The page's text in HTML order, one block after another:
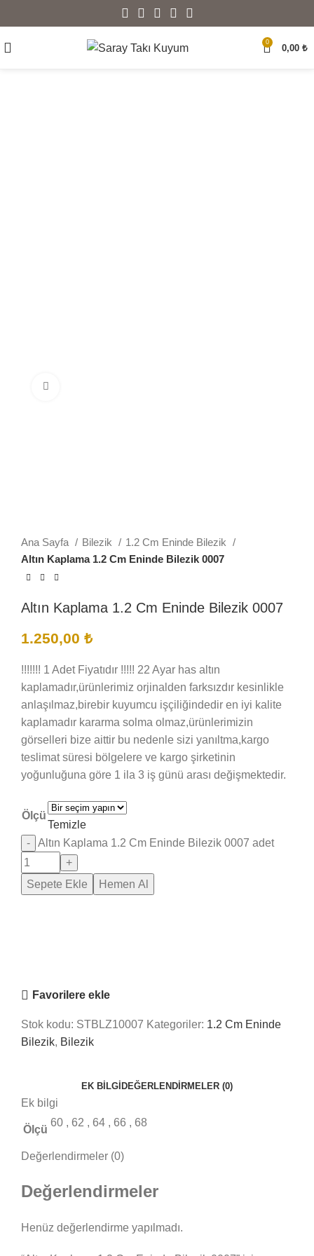
0
0,00 ₺
Ana Sayfa Bilezik
1.2 Cm Eninde Bilezik
Altın Kaplama 1.2 Cm Eninde Bilezik 0007
Altın Kaplama 1.2 Cm Eninde Bilezik 0007
1.250,00 ₺
!!!!!!! 1 Adet Fiyatıdır !!!!! 22 Ayar has altın
kaplamadır,ürünlerimiz orjinalden farksızdır kesinlikle
anlaşılmaz,birebir kuyumcu işçiliğindedir en iyi kalite
kaplamadır kararma solma olmaz,ürünlerimizin
görselleri bize aittir bu nedenle sizi yanıltma,kargo
teslimat süresi bölgelere ve kargo şirketinin
yoğunluğuna göre 1 ila 3 iş günü arası değişmektedir.
Ölçü
Temizle
Altın Kaplama 1.2 Cm Eninde Bilezik 0007 adet
Sepete Ekle Hemen Al
Favorilere ekle
Stok kodu: STBLZ10007 Kategoriler: 1.2 Cm Eninde
Bilezik, Bilezik
EK BILGIDEĞERLENDIRMELER (0)
Ek bilgi
Ölçü
60 , 62 , 64 , 66 , 68
Değerlendirmeler (0)
Değerlendirmeler
Henüz değerlendirme yapılmadı.